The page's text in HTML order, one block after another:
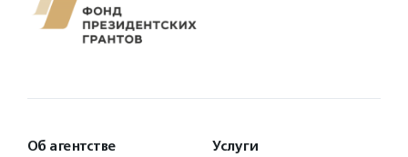
Об агентстве Услуги